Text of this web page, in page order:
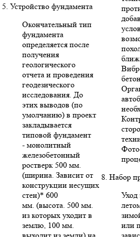
5. Устройство фундамента
Окончательный тип
фундамента
определяется после
получения
геологического
отчета и проведения
геодезического
исследования. До
этих выводов (по
умолчанию) в проект
закладывается
типовой фундамент
- монолитный
железобетонный
ростверк 500 мм.
(ширина. Зависит от
конструкции несущих
стен)* 600
мм. (высота. 500 мм.
из которых уходит в
землю, 100 мм.
8. Набор
Уход
или